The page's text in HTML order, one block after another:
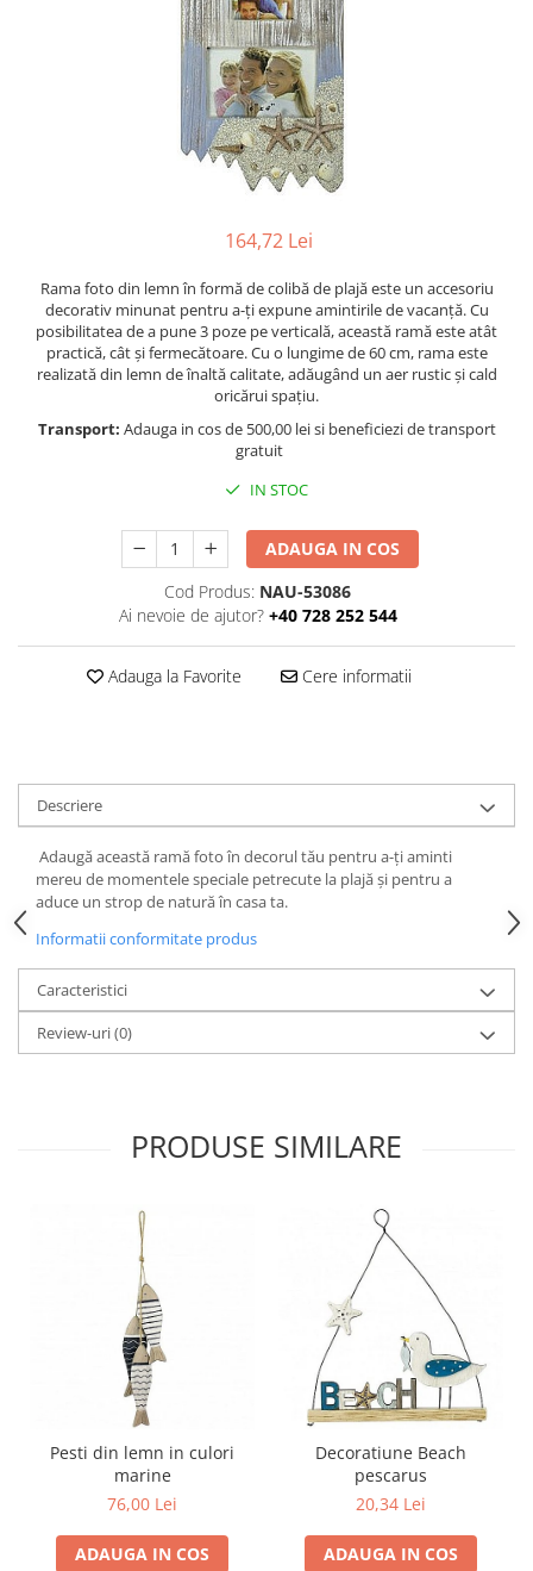
Barci, vapoare, ambarcatiuni
Decoratiuni care se agata
164,72 Lei
Rama foto din lemn în formă de colibă de plajă este un accesoriu
decorativ minunat pentru a-ți expune amintirile de vacanță. Cu
posibilitatea de a pune 3 poze pe verticală, această ramă este atât
practică, cât și fermecătoare. Cu o lungime de 60 cm, rama este
realizată din lemn de înaltă calitate, adăugând un aer rustic și cald
oricărui spațiu.
Transport: Adauga in cos de 500,00 lei si beneficiezi de transport
gratuit
IN STOC
ADAUGA IN COS
Cod Produs: NAU-53086
Ai nevoie de ajutor? +40 728 252 544
Adauga la Favorite Cere informatii
Descriere
Adaugă această ramă foto în decorul tău pentru a-ți aminti
mereu de momentele speciale petrecute la plajă și pentru a
aduce un strop de natură în casa ta.
Informatii conformitate produs
Caracteristici
Review-uri(0)
PRODUSE SIMILARE
Pesti din lemn in culori
marine
76,00 Lei
ADAUGA IN COS
Decoratiune Beach
pescarus
20,34 Lei
ADAUGA IN COS